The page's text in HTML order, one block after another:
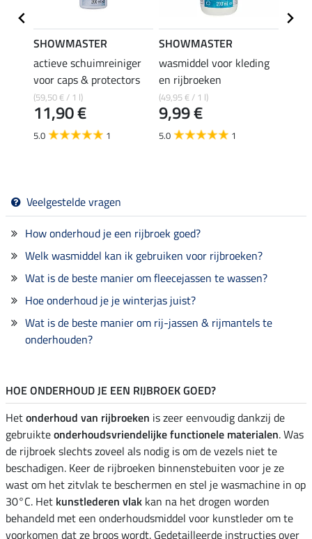
SHOWMASTER
actieve schuimreiniger
voor caps & protectors
(59,50 € / 1 l)
11,90 €
5.0 1
SHOWMASTER
wasmiddel voor kleding
en rijbroeken
(49,95 € / 1 l)
9,99 €
5.0 1
Veelgestelde vragen
How onderhoud je een rijbroek goed?
Welk wasmiddel kan ik gebruiken voor rijbroeken?
Wat is de beste manier om fleecejassen te wassen?
Hoe onderhoud je je winterjas juist?
Wat is de beste manier om rij-jassen & rijmantels te
onderhouden?
HOE ONDERHOUD JE EEN RIJBROEK GOED?
Hetonderhoud van rijbroeken is zeer eenvoudig dankzij de
gebruikteonderhoudsvriendelijke functionele materialen. Was
de rijbroek slechts zoveel als nodig is om de vezels niet te
beschadigen. Keer de rijbroeken binnenstebuiten voor je ze
wast om het zitvlak te beschermen en stel je wasmachine in op
30°C. Het kunstlederen vlak kan na het drogen worden
behandeld met een onderhoudsmiddel voor kunstleder om te
voorkomen dat ze broos wordt. Gedetailleerde instructies over